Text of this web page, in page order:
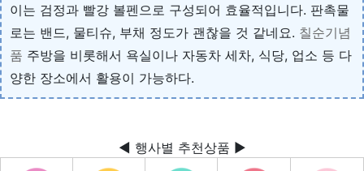
이는 검정과 빨강 볼펜으로 구성되어 효율적입니다. 판촉물
로는 밴드, 물티슈, 부채 정도가 괜찮을 것 같네요. 칠순기념
품 주방을 비롯해서 욕실이나 자동차 세차, 식당, 업소 등 다
양한 장소에서 활용이 가능하다.
◀ 행사별 추천상품 ▶